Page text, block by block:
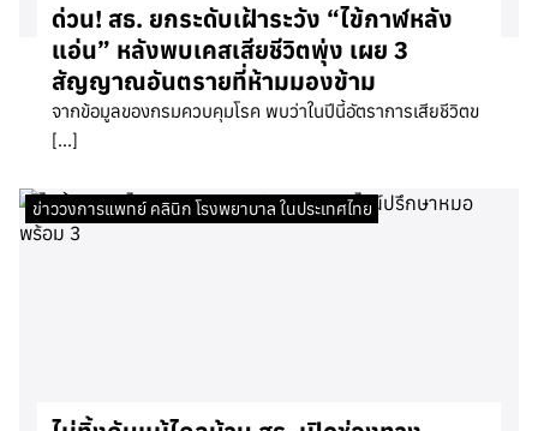
ด่วน! สธ. ยกระดับเฝ้าระวัง “ไข้กาฬหลัง
แอ่น” หลังพบเคสเสียชีวิตพุ่ง เผย 3
สัญญาณอันตรายที่ห้ามมองข้าม
จากข้อมูลของกรมควบคุมโรค พบว่าในปีนี้อัตราการเสียชีวิตข
[…]
ข่าววงการแพทย์ คลินิก โรงพยาบาล ในประเทศไทย